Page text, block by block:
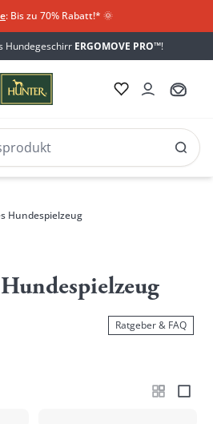
: Bis zu 70% Rabatt!* 🌞
Hundegeschirr ERGOMOVE PRO™!
Hundespielzeug
Ratgeber & FAQ